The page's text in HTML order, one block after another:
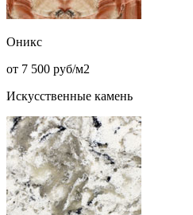
Оникс
от 7 500 руб/м2
Искусственные камень